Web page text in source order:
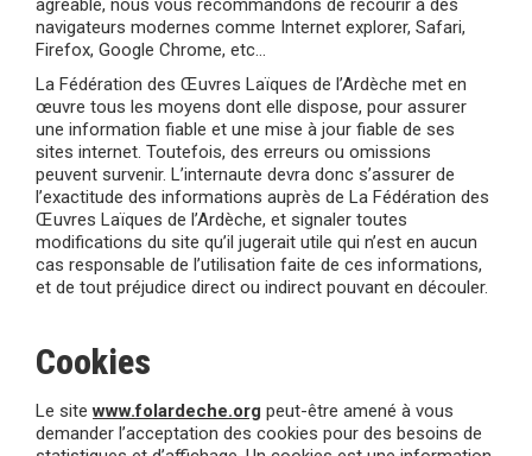
agréable, nous vous recommandons de recourir à des
navigateurs modernes comme Internet explorer, Safari,
Firefox, Google Chrome, etc…
La Fédération des Œuvres Laïques de l’Ardèche met en
œuvre tous les moyens dont elle dispose, pour assurer
une information fiable et une mise à jour fiable de ses
sites internet. Toutefois, des erreurs ou omissions
peuvent survenir. L’internaute devra donc s’assurer de
l’exactitude des informations auprès de La Fédération des
Œuvres Laïques de l’Ardèche, et signaler toutes
modifications du site qu’il jugerait utile qui n’est en aucun
cas responsable de l’utilisation faite de ces informations,
et de tout préjudice direct ou indirect pouvant en découler.
Cookies
Le sitewww.folardeche.org peut-être amené à vous
demander l’acceptation des cookies pour des besoins de